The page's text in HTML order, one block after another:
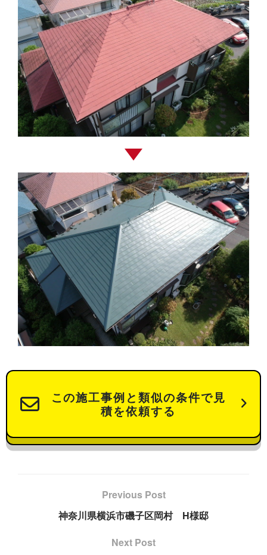
この施工事例と類似の条件で見
積を依頼する
Previous Post
神奈川県横浜市磯子区岡村 H様邸
Next Post